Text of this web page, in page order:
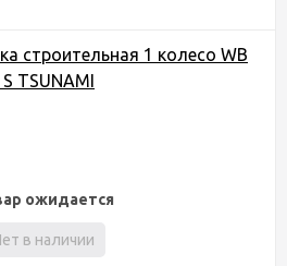
строительная 1 колесо WB
TSUNAMI
ожидается
в наличии